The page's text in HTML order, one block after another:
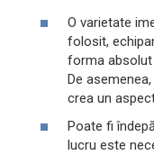
O varietate
folosit,
forma absolut
De
crea un
Poate fi
lucru este